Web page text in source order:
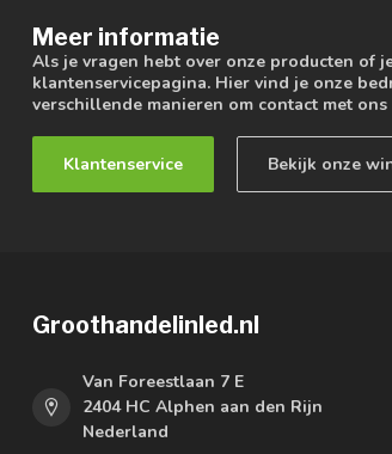
Meer informatie
Als je vragen hebt over onze producten of
klantenservicepagina. Hier vind je onze
verschillende manieren om contact met ons
Klantenservice Bekijk onze
Groothandelinled.nl
Van Foreestlaan 7 E
2404 HC Alphen aan den Rijn
Nederland